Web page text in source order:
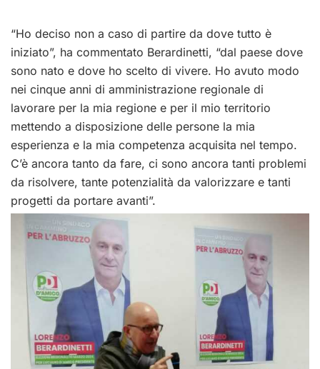
“Ho deciso non a caso di partire da dove tutto è
iniziato”, ha commentato Berardinetti, “dal paese dove
sono nato e dove ho scelto di vivere. Ho avuto modo
nei cinque anni di amministrazione regionale di
lavorare per la mia regione e per il mio territorio
mettendo a disposizione delle persone la mia
esperienza e la mia competenza acquisita nel tempo.
C’è ancora tanto da fare, ci sono ancora tanti problemi
da risolvere, tante potenzialità da valorizzare e tanti
progetti da portare avanti”.